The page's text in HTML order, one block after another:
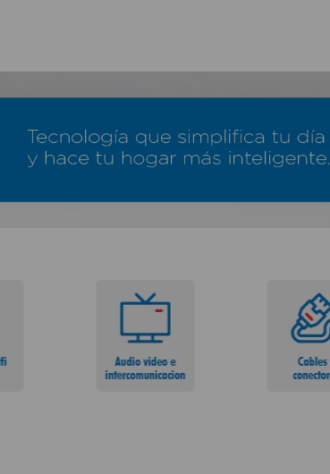
TÉRMINOS MÁS BUSCADOS
1.
lamparas
2.
ducha
.
silla
aspiradora
lavamanos
10. taladro